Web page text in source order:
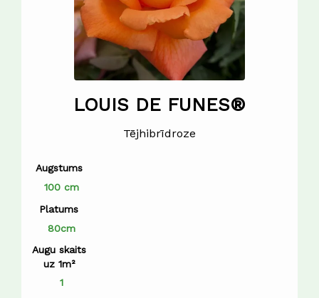
LOUIS DE FUNES®
Tējhibrīdroze
Augstums
100 cm
Platums
80cm
Augu skaits
uz 1m²
1